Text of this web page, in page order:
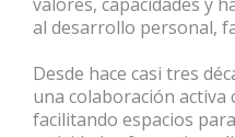
valores, capacidades y
al desarrollo personal,
Desde hace casi tres
una colaboración activa
facilitando espacios